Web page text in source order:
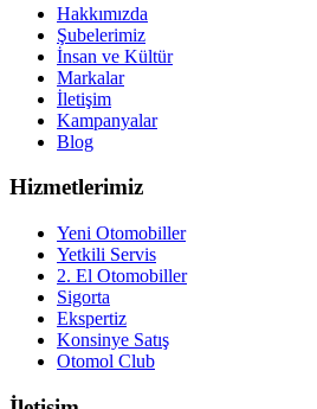
Hakkımızda
Şubelerimiz
İnsan ve Kültür
Markalar
İletişim
Kampanyalar
Blog
Hizmetlerimiz
Yeni Otomobiller
Yetkili Servis
2. El Otomobiller
Sigorta
Ekspertiz
Konsinye Satış
Otomol Club